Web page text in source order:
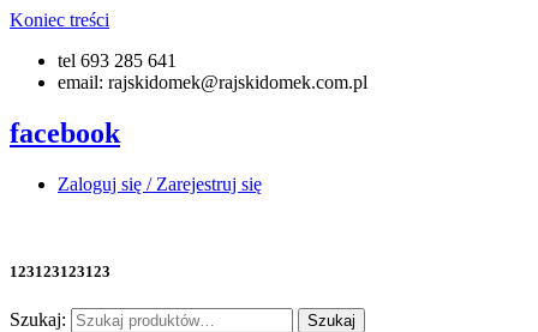
Koniec treści
tel 693 285 641
email: rajskidomek@rajskidomek.com.pl
facebook
Zaloguj się / Zarejestruj się
123123123123
Szukaj: Szukaj